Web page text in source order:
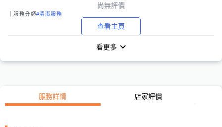
尚無評價
｜服務分類#清潔服務
查看主頁
看更多
服務詳情 店家評價